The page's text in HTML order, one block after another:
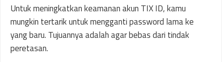
Untuk meningkatkan keamanan akun TIX ID, kamu
mungkin tertarik untuk mengganti password lama ke
yang baru. Tujuannya adalah agar bebas dari tindak
peretasan.